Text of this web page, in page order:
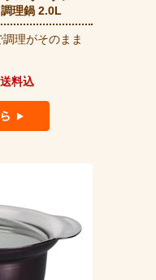
理鍋 2.0L
理がそのまま
料込